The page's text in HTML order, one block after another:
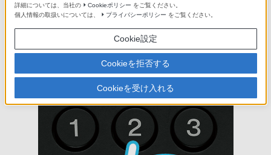
しめます。
※ AMラジオ受信周波数：531kHz-1,710kHz、FMラジオ受信周
詳細については、当社の Cookieポリシー をご覧ください。
個人情報の取扱いについては、
プライバシーポリシー をご覧ください。
Cookie設定
Cookieを拒否する
Cookieを受け入れる